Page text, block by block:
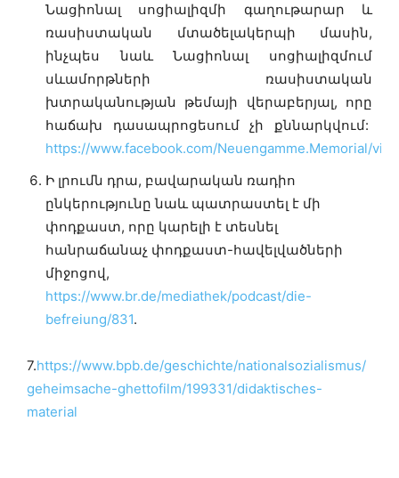
Նացիոնալ սոցիալիզմի գաղութարար և
ռասիստական ​​մտածելակերպի մասին,
ինչպես նաև Նացիոնալ սոցիալիզմում
սևամորթների ռասիստական
խտրականության թեմայի վերաբերյալ, որը
հաճախ դասապրոցեսում չի քննարկվում:
https://www.facebook.com/Neuengamme.Memorial/
Ի լրումն դրա, բավարական ռադիո
ընկերությունը նաև պատրաստել է մի
փոդքաստ, որը կարելի է տեսնել
հանրաճանաչ փոդքաստ-հավելվածների
միջոցով,
https://www.br.de/mediathek/podcast/die-
befreiung/831.
7.https://www.bpb.de/geschichte/nationalsozialismus/
geheimsache-ghettofilm/199331/didaktisches-
material